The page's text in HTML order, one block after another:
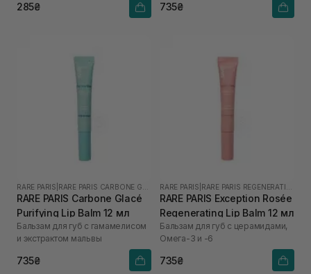
285₴ 735₴
RARE PARIS RARE PARIS CARBONE GLACE
RARE PARIS Carbone Glacé
Purifying Lip Balm 12 мл
Бальзам для губ с гамамелисом
и экстрактом мальвы
735₴
RARE PARIS RARE PARIS REGENERATING
RARE PARIS Exception Rosée
Regenerating Lip Balm 12 мл
Бальзам для губ с церамидами,
Омега-3 и -6
735₴